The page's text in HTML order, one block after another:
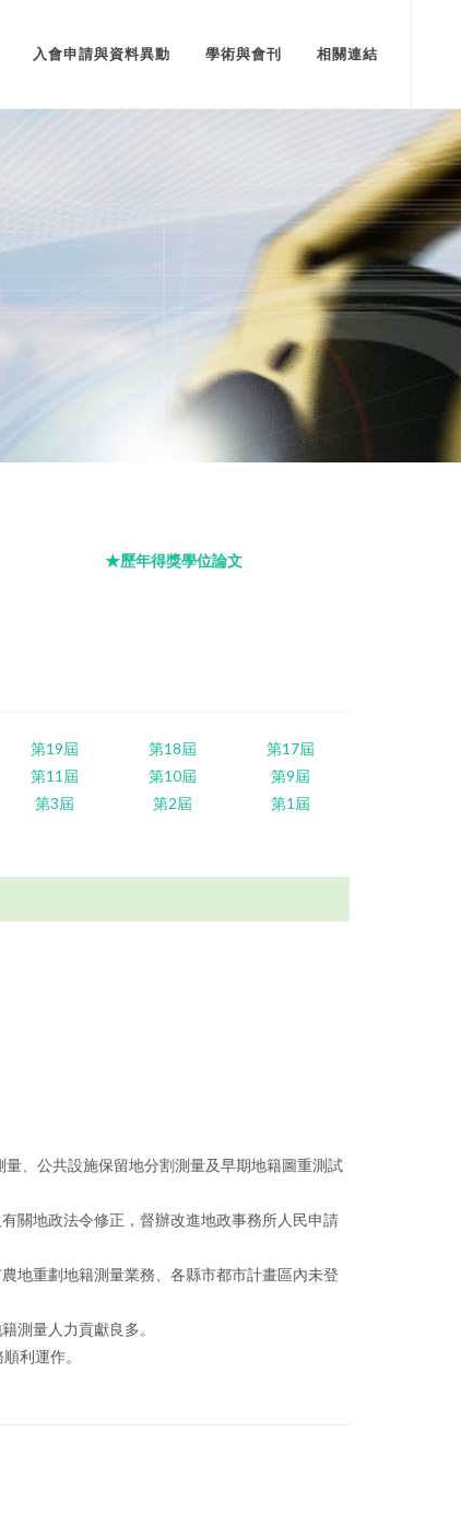
入會申請與資料異動 學術與會刊 相關連結
★歷年得獎學位論文
第19屆 第18屆
第17屆
第11屆 第10屆
第9屆
第3屆 第2屆 第1屆
、公共設施保留地分割測量及早期地籍圖重測試
關地政法令修正，督辦改進地政事務所人民申請
地重劃地籍測量業務、各縣市都市計畫區內未登
測量人力貢獻良多。
利運作。